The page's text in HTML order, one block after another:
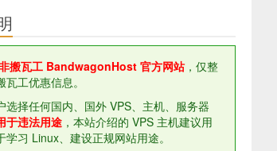
搬瓦工 BandwagonHost 官方网站，仅整
瓦工优惠信息。
选择任何国内、国外 VPS、主机、服务器
于违法用途 ，本站介绍的 VPS 主机建议用
学习 Linux、建设正规网站用途。